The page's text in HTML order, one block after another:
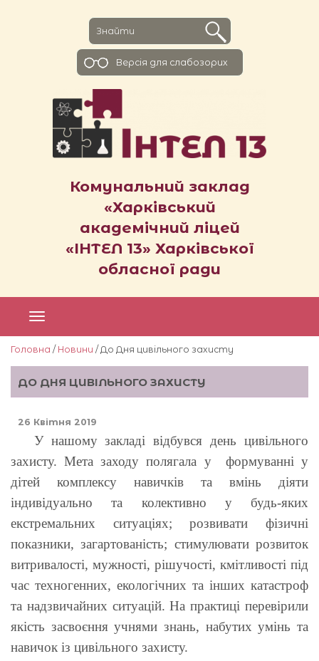
Комунальний заклад
«Харківський
академічний ліцей
«ІНТЕЛ 13» Харківської
обласної ради
Версiя для слабозорих
Головна / Новини / До Дня цивільного захисту
ДО ДНЯ ЦИВІЛЬНОГО ЗАХИСТУ
26 Квітня 2019
У нашому закладі відбувся день цивільного
захисту. Мета заходу полягала у формуванні у
дітей комплексу навичків та вмінь діяти
індивідуально та колективно у будь-яких
екстремальних ситуаціях; розвивати фізичні
показники, загартованість; стимулювати розвиток
витривалості, мужності, рішучості, кмітливості під
час техногенних, екологічних та інших катастроф
та надзвичайних ситуацій. На практиці перевірили
якість засвоєння учнями знань, набутих умінь та
навичок із цивільного захисту.